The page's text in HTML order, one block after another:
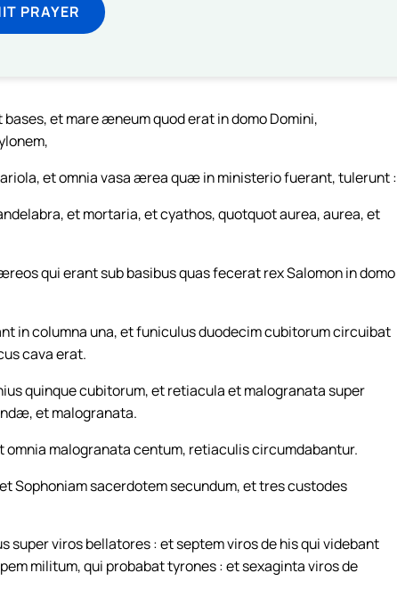
PRAYER
et mare æneum quod erat in domo Domini,
et omnia vasa ærea quæ in ministerio fuerant, tulerunt :
et mortaria, et cyathos, quotquot aurea, aurea, et
qui erant sub basibus quas fecerat rex Salomon in domo
in columna una, et funiculus duodecim cubitorum circuibat
cava erat.
quinque cubitorum, et retiacula et malogranata super
et malogranata.
malogranata centum, retiaculis circumdabantur.
Sophoniam sacerdotem secundum, et tres custodes
viros bellatores : et septem viros de his qui videbant
militum, qui probabat tyrones : et sexaginta viros de